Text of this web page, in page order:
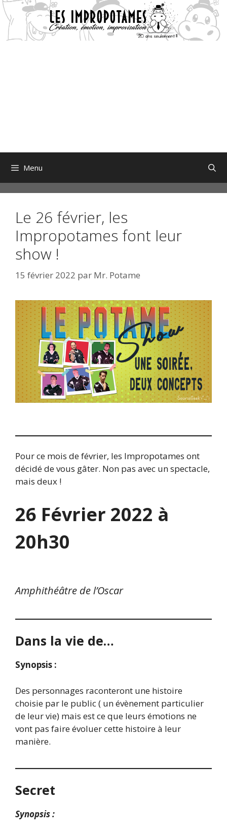
Aller
au
contenu
Menu
Le 26 février, les
Impropotames font leur
show !
15 février 2022 par Mr. Potame
Pour ce mois de février, les Impropotames ont
décidé de vous gâter. Non pas avec un spectacle,
mais deux !
26 Février 2022 à
20h30
Amphithéâtre de l’Oscar
Dans la vie de…
Synopsis :
Des personnages raconteront une histoire
choisie par le public ( un évènement particulier
de leur vie) mais est ce que leurs émotions ne
vont pas faire évoluer cette histoire à leur
manière.
Secret
Synopsis :